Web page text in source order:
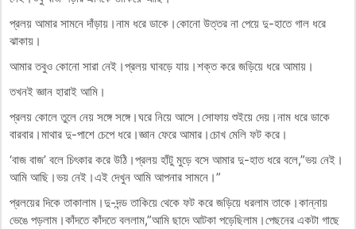
প্রলয় আমার সামনে দাঁড়ায়।নাম ধরে ডাকে।কোনো উত্তর না পেয়ে দু-হাতে গাল ধরে
ঝাকায়।
আমার তবুও কোনো সারা নেই।প্রলয় ঘাবড়ে যায়।শক্ত করে জড়িয়ে ধরে আমায়।
তখনই জ্ঞান হারাই আমি।
প্রলয় কোলে তুলে নেয় সঙ্গে সঙ্গে।ঘরে নিয়ে আসে।সোফায় শুইয়ে দেয়।নাম ধরে ডাকে
বারবার।মাথার দু-পাশে চেপে ধরে।জ্ঞান ফেরে আমার।চোখ মেলি ফট করে।
‘বাজ বাজ’ বলে চিৎকার করে উঠি।প্রলয় হাঁটু মুড়ে বসে আমার দু-হাত ধরে বলে,”ভয় নেই।
আমি আছি।ভয় নেই।এই দেখুন আমি আপনার সামনে।”
প্রলয়ের দিকে তাকালাম।দু-দন্ড তাকিয়ে থেকে ফট করে জড়িয়ে ধরলাম তাকে।কান্নায়
ভেঙে পড়লাম।কাঁদতে কাঁদতে বললাম,”আমি ছাদে আটকা পড়েছিলাম।পেছনের একটা গাছে